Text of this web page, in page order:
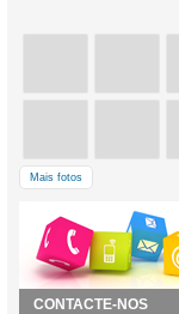
Mais fotos
CONTACTE-NOS